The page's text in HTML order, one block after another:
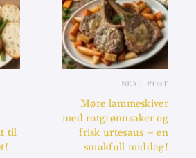
til
NEXT POST
Møre lammeskiver
med rotgrønnsaker og
frisk urtesaus – en
smakfull middag!